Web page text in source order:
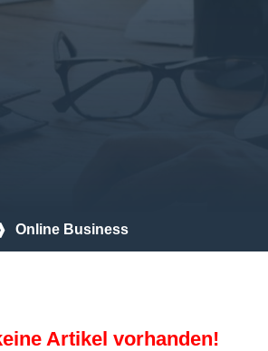
Online Business
Artikel vorhanden!